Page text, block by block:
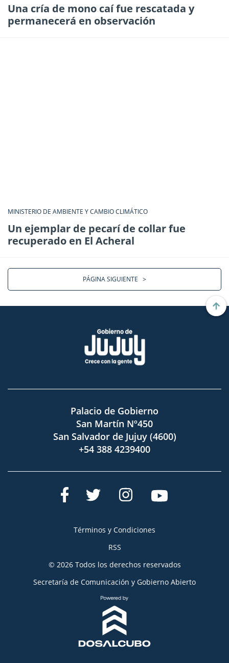
Una cría de mono caí fue rescatada y
permanecerá en observación
MINISTERIO DE AMBIENTE Y CAMBIO CLIMÁTICO
Un ejemplar de pecarí de collar fue
recuperado en El Acheral
PÁGINA SIGUIENTE >
Palacio de Gobierno
San Martín Nº450
San Salvador de Jujuy (4600)
+54 388 4239400
Términos y Condiciones
RSS
© 2026 Todos los derechos reservados
Secretaría de Comunicación y Gobierno Abierto